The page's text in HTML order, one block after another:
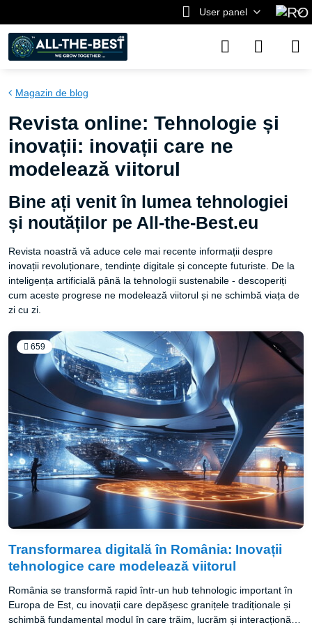
User panel
Magazin de blog
Revista online: Tehnologie și
inovații: inovații care ne
modelează viitorul
Bine ați venit în lumea tehnologiei
și noutăților pe All-the-Best.eu
Revista noastră vă aduce cele mai recente informații despre
inovații revoluționare, tendințe digitale și concepte futuriste. De la
inteligența artificială până la tehnologii sustenabile - descoperiți
cum aceste progrese ne modelează viitorul și ne schimbă viața de
zi cu zi.
659
Transformarea digitală în România: Inovații
tehnologice care modelează viitorul
România se transformă rapid într-un hub tehnologic important în
Europa de Est, cu inovații care depășesc granițele tradiționale și
schimbă fundamental modul în care trăim, lucrăm și interacționăm.